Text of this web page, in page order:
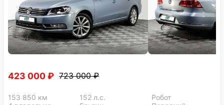
423 000 ₽ 723 000 ₽
153 850 км 152 л.с.
Робот